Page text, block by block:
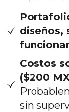
diseños,
Costos
($200
sin